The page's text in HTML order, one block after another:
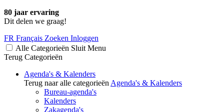
80 jaar ervaring
Dit delen we graag!
FR Français Zoeken Inloggen
Alle Categorieën Sluit Menu
Terug Categorieën
Agenda's & Kalenders
Terug naar alle categorieën Agenda's & Kalenders
Bureau-agenda's
Kalenders
Zakagenda's